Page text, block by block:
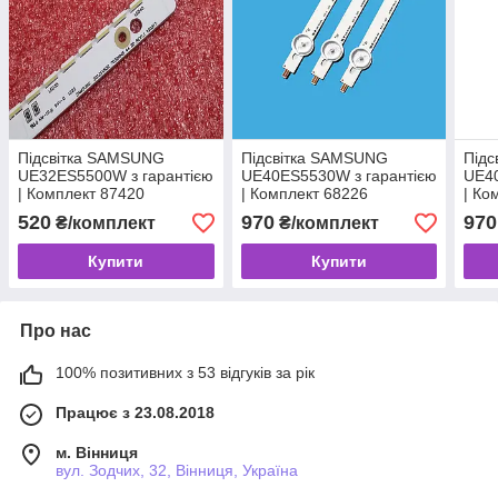
Підсвітка SAMSUNG
UE32ES5500W з гарантією
| Комплект 87420
520 ₴/комплект
Купити
Підсвітка SAMSUNG
UE40ES5530W з гарантією
| Комплект 68226
970₴/комплект
Купити
|
970
Про нас
100% позитивних з 53 відгуків за рік
Працює з 23.08.2018
м. Вінниця
вул. Зодчих, 32, Вінниця, Україна